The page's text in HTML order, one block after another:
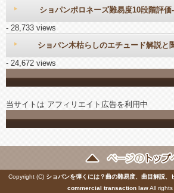
ショパンポロネーズ難易度10段階評
- 28,733 views
ショパン木枯らしのエチュード解説と
- 24,672 views
当サイトは アフィリエイト広告を利用中
Copyright (C) ショパンを弾くには？曲の難易度、曲目解説、
commercial transaction lawAll rights